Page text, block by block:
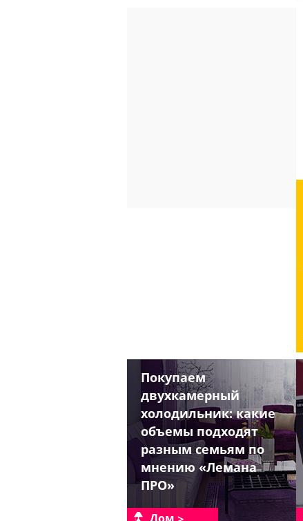
Покупаем
двухкамерный
холодильник: какие
объемы подходят
разным семьям по
мнению «Лемана
ПРО»